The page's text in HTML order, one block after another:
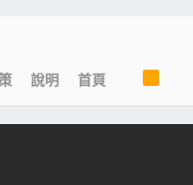
說明 首頁
R
S
S